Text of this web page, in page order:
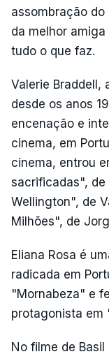
assombração
da melhor
tudo o que faz.
Valerie Braddell,
desde os anos
encenação e
cinema, em
cinema, entrou
sacrificadas", de
Wellington", de
Milhões", de
Eliana Rosa é
radicada em
"Mornabeza" e
protagonista em
No filme de Basil